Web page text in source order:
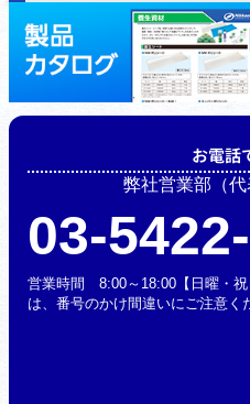
お電話
弊社営業部（代
03-
営業時間 8:00～18:00【日曜・
は、番号のかけ間違いにご注意く